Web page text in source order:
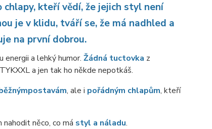
kteří vědí, že jejich styl není
je v klidu, tváří se, že má nadhled a
na první dobrou.
energii a lehký humor. Žádná tuctovka z
a jen tak ho někde nepotkáš.
postavám, ale i pořádným chlapům, kteří
něco, co má styl a náladu.